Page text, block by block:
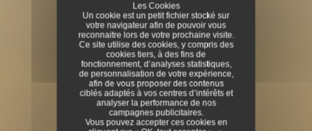
Les Cookies
Un cookie est un petit fichier stocké sur
votre navigateur afin de pouvoir vous
reconnaitre lors de votre prochaine visite.
Ce site utilise des cookies, y compris des
cookies tiers, à des fins de
fonctionnement, d’analyses statistiques,
de personnalisation de votre expérience,
afin de vous proposer des contenus
ciblés adaptés à vos centres d’intérêts et
analyser la performance de nos
campagnes publicitaires.
Vous pouvez accepter ces cookies en